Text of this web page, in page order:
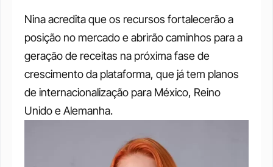
Nina acredita que os recursos fortalecerão a
posição no mercado e abrirão caminhos para a
geração de receitas na próxima fase de
crescimento da plataforma, que já tem planos
de internacionalização para México, Reino
Unido e Alemanha.